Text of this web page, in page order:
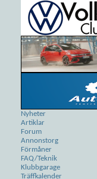
Nyheter
Artiklar
Forum
Annonstorg
Förmåner
FAQ/Teknik
Klubbgarage
Träffkalender